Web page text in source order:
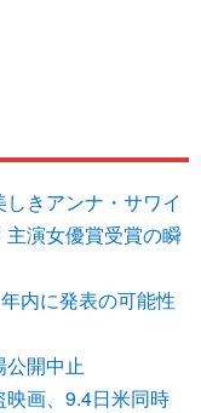
きアンナ・サワイ
主演女優賞受賞の瞬
内に発表の可能性
公開中止
映画、9.4日米同時